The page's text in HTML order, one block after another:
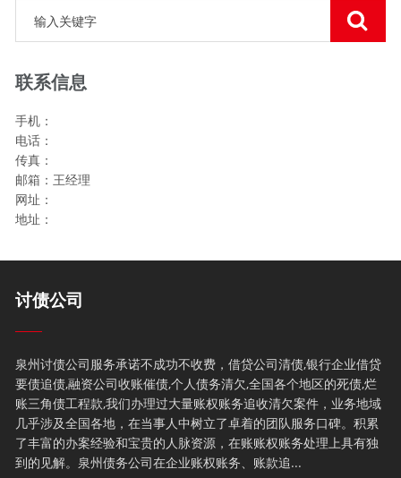
联系信息
手机：
电话：
传真：
邮箱：王经理
网址：
地址：
讨债公司
泉州讨债公司服务承诺不成功不收费，借贷公司清债,银行企业借贷
要债追债,融资公司收账催债,个人债务清欠,全国各个地区的死债,烂
账三角债工程款,我们办理过大量账权账务追收清欠案件，业务地域
几乎涉及全国各地，在当事人中树立了卓着的团队服务口碑。积累
了丰富的办案经验和宝贵的人脉资源，在账账权账务处理上具有独
到的见解。泉州债务公司在企业账权账务、账款追...